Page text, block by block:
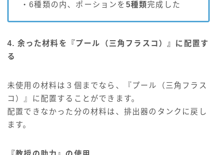
・6種類の内、ポーションを 5種類完成した
4. 余った材料を『プール（三角フラスコ）』に配置す
る
未使用の材料は３個までなら、『プール（三角フラス
コ）』に配置することができます。
配置できなかった分の材料は、排出器のタンクに戻し
ます。